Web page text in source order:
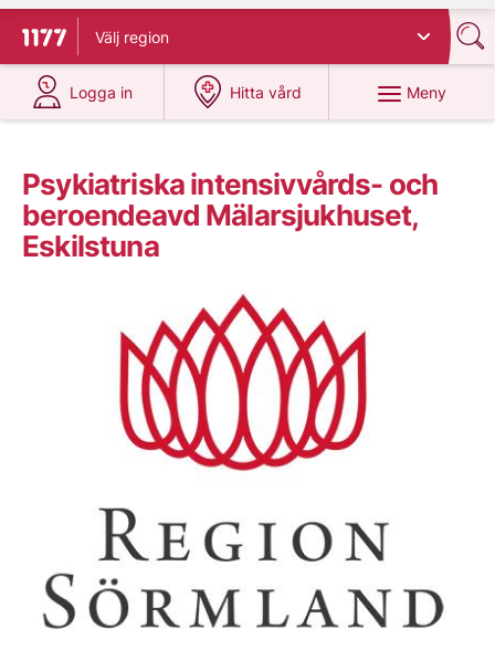
Till startsidan för 1177
Välj region
Logga in
på 1177.se
Hitta vård
på 1177.se
Meny
Psykiatriska intensivvårds- och
beroendeavd Mälarsjukhuset,
Eskilstuna